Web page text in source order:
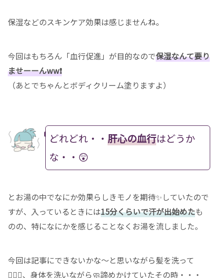
保湿などのスキンケア効果は感じませんね。
今回はもちろん「血行促進」が目的なので保湿なんて要り
ませーーんww❗️
（あとでちゃんとボディクリーム塗りますよ）
どれどれ・・ 肝心の血行はどうか
な・・😲
とお湯の中でなにか効果らしきモノを期待✨していたので
すが、入っているときには15分くらいで汗が出始めたも
のの、特になにかを感じることなくお湯を流しました。
今回は記事にできないかな〜と思いながら髪を洗って
💆🏻‍♀️、身体を洗いながら🧼諦めかけていたその時・・・